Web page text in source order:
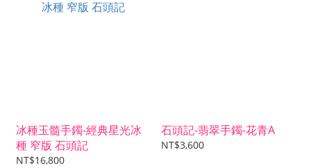
冰種玉髓手鐲-經典星光冰
種 窄版 石頭記
NT$16,800
石頭記-翡翠手鐲-花青A
NT$3,600